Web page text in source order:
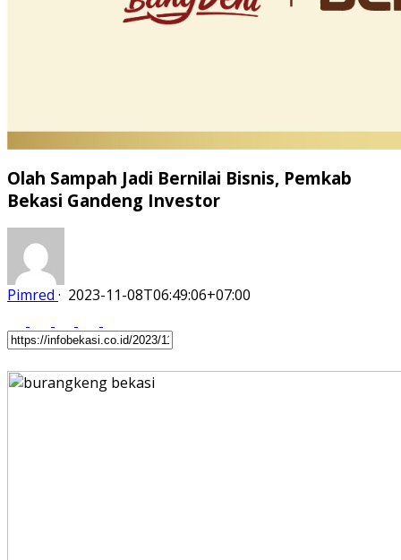
Olah Sampah Jadi Bernilai Bisnis, Pemkab
Bekasi Gandeng Investor
Pimred · 2023-11-08T06:49:06+07:00